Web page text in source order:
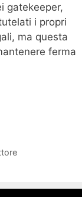
gatekeeper,
i propri
ma questa
ferma